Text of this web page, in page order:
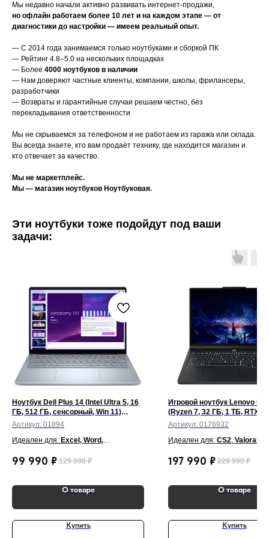
Мы недавно начали активно развивать интернет-продажи,
но офлайн работаем более 10 лет и на каждом этапе — от
диагностики до настройки — имеем реальный опыт.
— С 2014 года занимаемся только ноутбуками и сборкой ПК
— Рейтинг 4.8–5.0 на нескольких площадках
— Более 4000 ноутбуков в наличии
— Нам доверяют частные клиенты, компании, школы, фрилансеры,
разработчики
— Возвраты и гарантийные случаи решаем честно, без
перекладывания ответственности
Мы не скрываемся за телефоном и не работаем из гаража или склада.
Вы всегда знаете, кто вам продаёт технику, где находится магазин и
кто отвечает за качество.
Мы не маркетплейс.
Мы — магазин ноутбуков Ноутбуковая.
Эти ноутбуки тоже подойдут под ваши
задачи:
Ноутбук Dell Plus 14 (Intel Ultra 5, 16
ГБ, 512 ГБ, сенсорный, Win 11)
Черный
Артикул: 01894
Идеален для: Excel, Word,
Photoshop, Figma, Visual Studio,
99 990 ₽ 129 990 ₽
О товаре
Купить
Игровой ноутбук Lenovo
(Ryzen 7, 32 ГБ, 1 ТБ, RTX
OLED 165 Гц, Win 11)
Артикул: 0176932
Идеален для: CS2, Valorant
Blender,Cinema 4D,
197 990 ₽ 229 990 ₽
О товаре
Купить